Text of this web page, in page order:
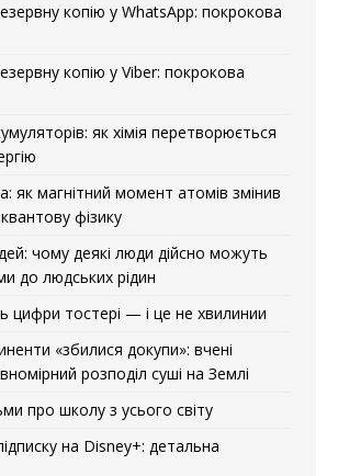
копію у WhatsApp: покрокова
копію у Viber: покрокова
як хімія перетворюється
як магнітний момент атомів змінив
фізику
чому деякі люди дійсно можуть
до людських рідин
тостері — і це не хвилинии
«збилися докупи»: вчені
розподіл суші на Землі
про школу з усього світу
на Disney+: детальна